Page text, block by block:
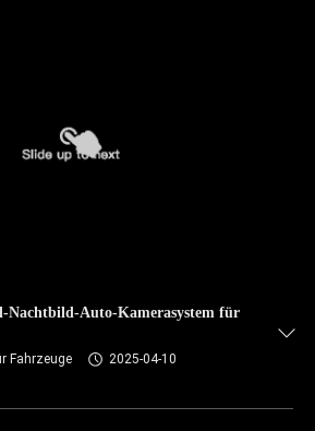
Nachtbild-Auto-Kamerasystem für
Fahrzeuge
2025-04-10